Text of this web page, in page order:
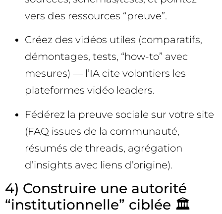
vers des ressources “preuve”.
Créez des vidéos utiles (comparatifs,
démontages, tests, “how-to” avec
mesures) — l’IA cite volontiers les
plateformes vidéo leaders.
Fédérez la preuve sociale sur votre site
(FAQ issues de la communauté,
résumés de threads, agrégation
d’insights avec liens d’origine).
4) Construire une autorité
“institutionnelle” ciblée 🏛️